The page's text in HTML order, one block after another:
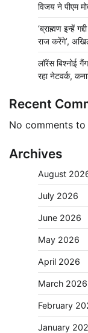
विजय ने पीएम
‘ब्राह्मण इन्हें
राज करेंगे’,
लॉरेंस बिश्नोई
रहा नेटवर्क,
Recent
No comments to
Archives
August
July 2026
June 2026
May 2026
April 2026
March 2026
February
January